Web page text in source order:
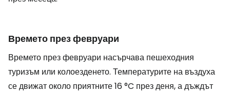
Времето през февруари
Времето през февруари насърчава пешеходния
туризъм или колоезденето. Температурите на въздуха
се движат около приятните 16 °C през деня, а дъждът